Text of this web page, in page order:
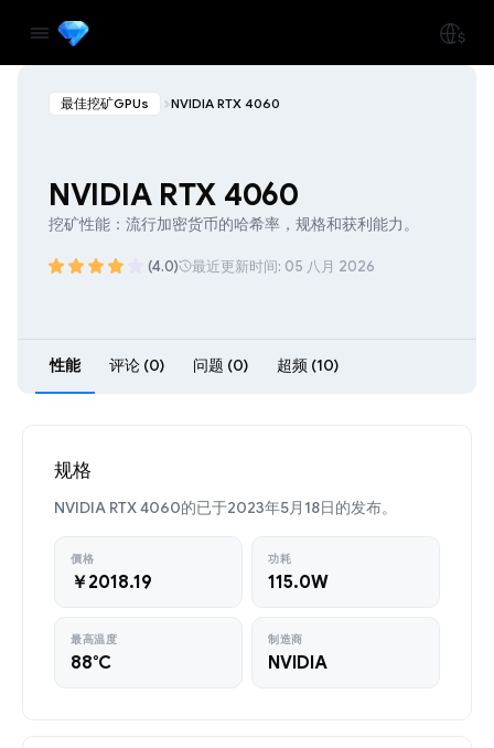
最佳挖矿GPUs NVIDIA RTX 4060
NVIDIA RTX 4060
挖矿性能：流行加密货币的哈希率，规格和获利能力。
(4.0) 最近更新时间: 05 八月 2026
性能 评论 (0) 问题 (0) 超频 (10)
规格
NVIDIA RTX 4060的已于2023年5月18日的发布。
價格
￥2018.19
功耗
115.0W
最高温度
88°C
制造商
NVIDIA